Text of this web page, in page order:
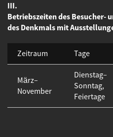
III.
Betriebszeiten des Besucher-
des Denkmals mit
Zeitraum Tage
März–
November
Dienstag–
Sonntag,
Feiertage